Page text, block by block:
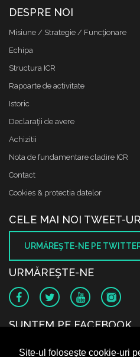
Site-ul folosește cookie-uri
DESPRE NOI
Misiune / Strategie / Funcţionare
Echipa
Structura ICR
Rapoarte de activitate
Istoric
Declaraţii de avere
Achizitii
Nota de fundamentare cladire ICR
Contact
Cookies & protectia datelor
CELE MAI NOI TWEET-
URMĂREŞTE-NE PE
URMĂREŞTE-NE
SUNTEM PE FACEBOOK